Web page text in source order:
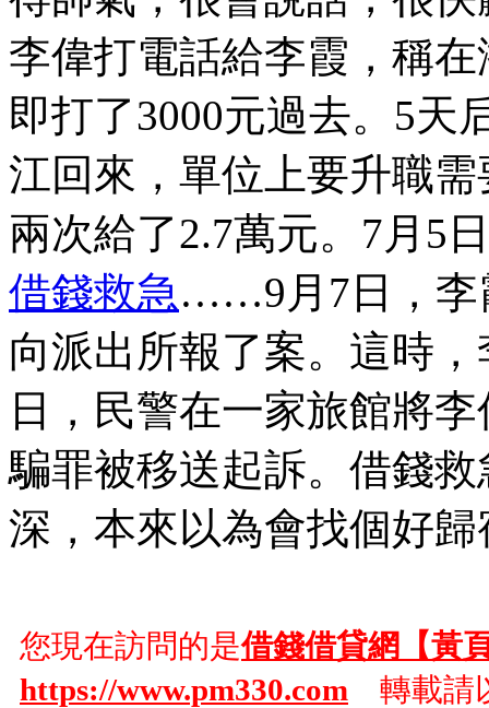
李偉打電話給李霞，稱
即打了3000元過去。5天
江回來，單位上要升職
兩次給了2.7萬元。7月5
借錢救急……9月7日，李
向派出所報了案。這時
日，民警在一家旅館將
騙罪被移送起訴。借錢
深，本來以為會找個好
您現在訪問的是借錢借貸網【黃
https://www.pm330.com 轉載請